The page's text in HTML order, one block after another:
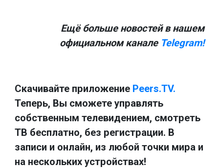
Ещё больше новостей в нашем
официальном канале Telegram!
Скачивайте приложение Peers.TV.
Теперь, Вы сможете управлять
собственным телевидением, смотреть
ТВ бесплатно, без регистрации. В
записи и онлайн, из любой точки мира и
на нескольких устройствах!